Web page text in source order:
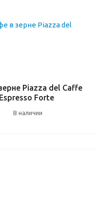
Piazza del Caffe
Forte
В наличии